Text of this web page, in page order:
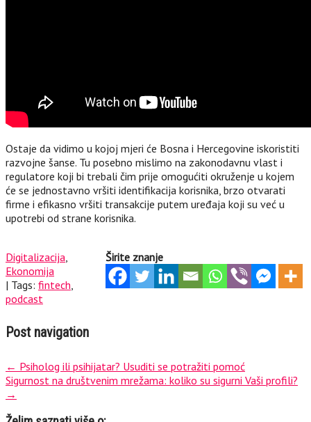
Ostaje da vidimo u kojoj mjeri će Bosna i Hercegovine iskoristiti
razvojne šanse. Tu posebno mislimo na zakonodavnu vlast i
regulatore koji bi trebali čim prije omogućiti okruženje u kojem
će se jednostavno vršiti identifikacija korisnika, brzo otvarati
firme i efikasno vršiti transakcije putem uređaja koji su već u
upotrebi od strane korisnika.
Širite znanje
Digitalizacija
Ekonomija
| Tags: fintech
podcast
Post navigation
← Psiholog ili psihijatar? Usuditi se potražiti pomoć
Sigurnost na društvenim mrežama: koliko su sigurni Vaši profili?
→